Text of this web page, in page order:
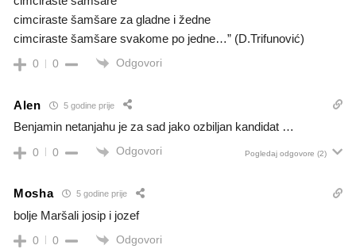
cimciraste šamšare za gladne i žedne
cimciraste šamšare svakome po jedne…” (D.Trifunović)
0 0 Odgovori
Alen 5 godine prije
Benjamin netanjahu je za sad jako ozbiljan kandidat …
0 0 Odgovori Pogledaj odgovore (2)
Mosha 5 godine prije
bolje Maršali josip i jozef
0 0 Odgovori